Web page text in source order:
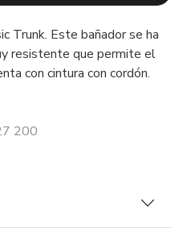
Trunk. Este bañador se ha
resistente que permite el
con cintura con cordón.
200